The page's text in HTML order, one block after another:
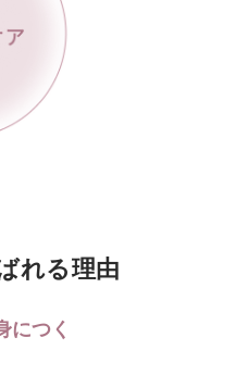
れる理由
につく